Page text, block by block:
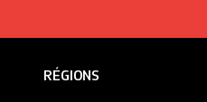
RÉGIONS